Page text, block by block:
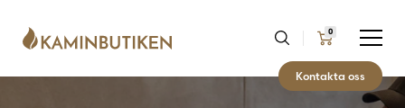
0
Kontakta oss